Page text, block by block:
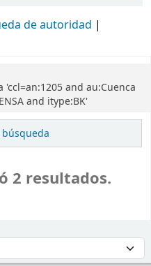
de autoridad
and au:Cuenca
and itype:BK'
2 resultados.